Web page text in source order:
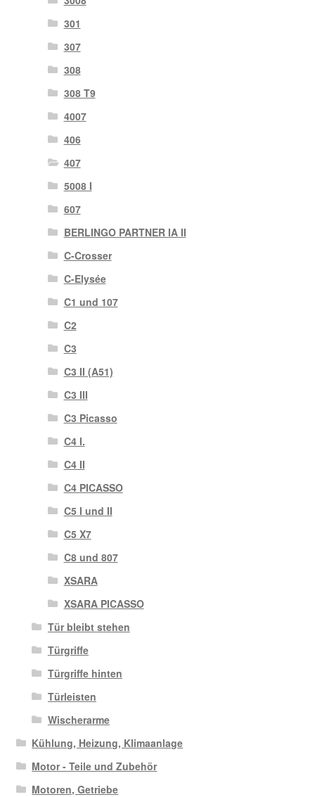
301
307
308
308 T9
4007
406
407
5008 I
607
BERLINGO PARTNER IA II
C-Crosser
C-Elysée
C1 und 107
C2
C3
C3 II (A51)
C3 III
C3 Picasso
C4 I.
C4 II
C4 PICASSO
C5 I und II
C5 X7
C8 und 807
XSARA
XSARA PICASSO
Tür bleibt stehen
Türgriffe
Türgriffe hinten
Türleisten
Wischerarme
Kühlung, Heizung, Klimaanlage
Motor - Teile und Zubehör
Motoren, Getriebe